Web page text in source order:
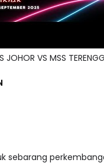
VS MSS
sebarang